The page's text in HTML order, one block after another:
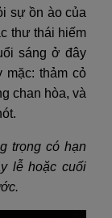
sự ồn ào của
thư thái hiếm
sáng ở đây
thảm cỏ
chan hòa, và
trọng có hạn
lễ hoặc cuối